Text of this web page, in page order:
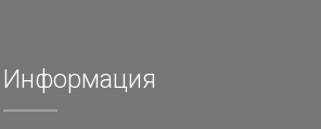
Информация